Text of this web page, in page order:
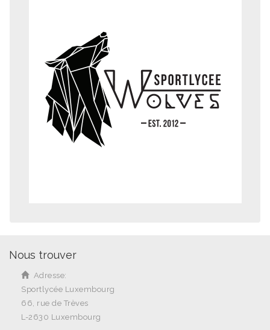
Nous trouver
Adresse:
Sportlycée Luxembourg
66, rue de Trèves
L-2630 Luxembourg